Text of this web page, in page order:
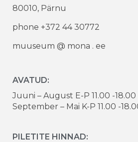
80010, Pärnu
phone +372 44 30772
muuseum @ mona . ee
AVATUD:
Juuni – August E-P 11.00 -18.00
September – Mai K-P 11.00 -
PILETITE HINNAD: